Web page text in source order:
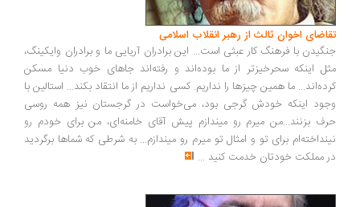
اخوان ثالث از رهبر انقلاب اسلامی
با فرهنگ کار عبثی است... این برادران آریایی ما و برادران وایکینگ،
اینکه سحرخیزتر از ما بوده‌اند و رفته‌اند جاهای خوب دنیا مسکن
ما همین چیزها را نداریم. کسی نداریم از ما انتقاد بکند... استالین با
اینکه خودش گرجی بود، می‌خواست در گرجستان نیز همه روسی
بزنند...من میرم رو میندازم پیش آقای خامنه‌ای، من برای خودم رو
برای تو و امثال تو میرم رو میندازم... به شرطی که شماها برگردید
مملکت خودتان خدمت کنید...